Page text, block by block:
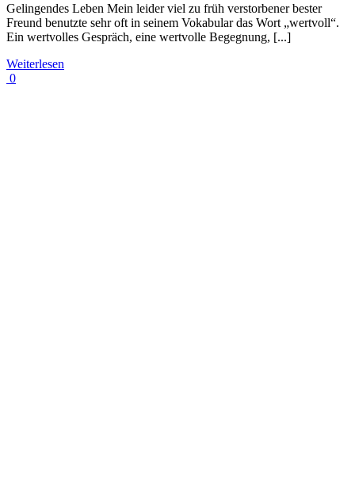
Gelingendes Leben Mein leider viel zu früh verstorbener bester
Freund benutzte sehr oft in seinem Vokabular das Wort „wertvoll“.
Ein wertvolles Gespräch, eine wertvolle Begegnung, [...]
Weiterlesen
0